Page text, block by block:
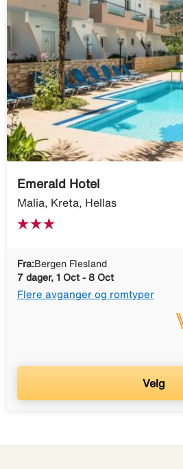
Emerald Hotel
Malia, Kreta, Hellas
Fra:Bergen Flesland
7 dager, 1 Oct - 8 Oct
Flere avganger og romtyper
Velg